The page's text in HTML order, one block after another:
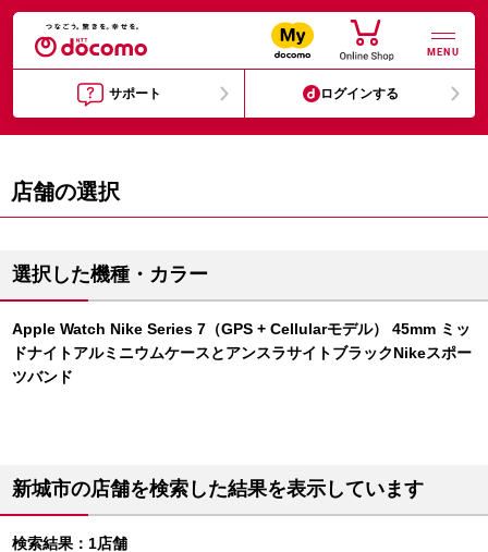
MENU
サポート ログインする
店舗の選択
選択した機種・カラー
Apple Watch Nike Series 7（GPS + Cellularモデル） 45mm ミッ
ドナイトアルミニウムケースとアンスラサイトブラックNikeスポー
ツバンド
新城市の店舗を検索した結果を表示しています
検索結果：1店舗